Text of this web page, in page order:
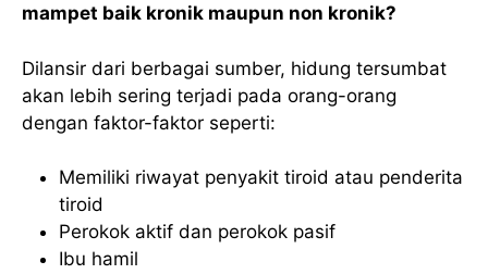
mampet baik kronik maupun non kronik?
Dilansir dari berbagai sumber, hidung tersumbat
akan lebih sering terjadi pada orang-orang
dengan faktor-faktor seperti:
Memiliki riwayat penyakit tiroid atau penderita
tiroid
Perokok aktif dan perokok pasif
Ibu hamil